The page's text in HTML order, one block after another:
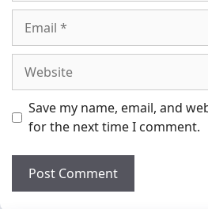
Save my name, email, and
for the next time I comment.